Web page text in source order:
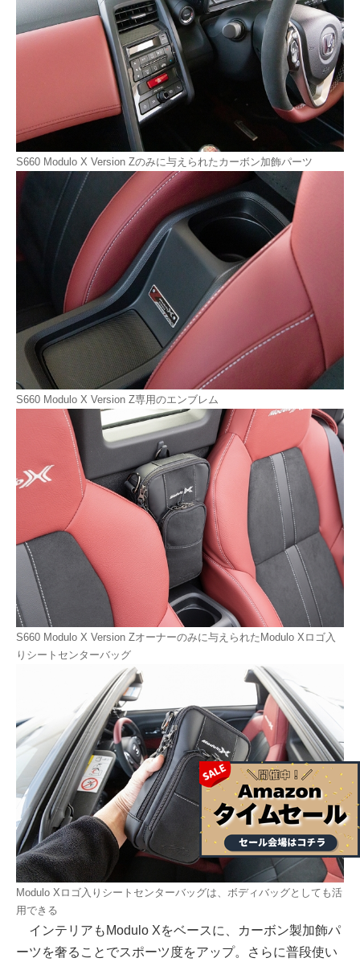
S660 Modulo X Version Zのみに与えられたカーボン加飾パーツ
S660 Modulo X Version Z専用のエンブレム
S660 Modulo X Version Zオーナーのみに与えられたModulo Xロゴ入
りシートセンターバッグ
Modulo Xロゴ入りシートセンターバッグは、ボディバッグとしても活
用できる
インテリアもModulo Xをベースに、カーボン製加飾パ
ーツを奢ることでスポーツ度をアップ。さらに普段使い